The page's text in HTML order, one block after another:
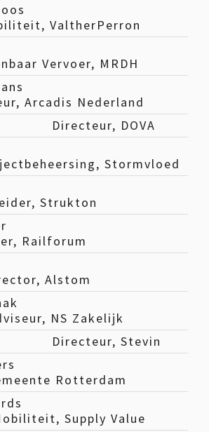
ValtherPerron
Vervoer, MRDH
Arcadis Nederland
Directeur, DOVA
Stormvloed
Strukton
Railforum
Alstom
NS Zakelijk
Directeur, Stevin
Rotterdam
Supply Value